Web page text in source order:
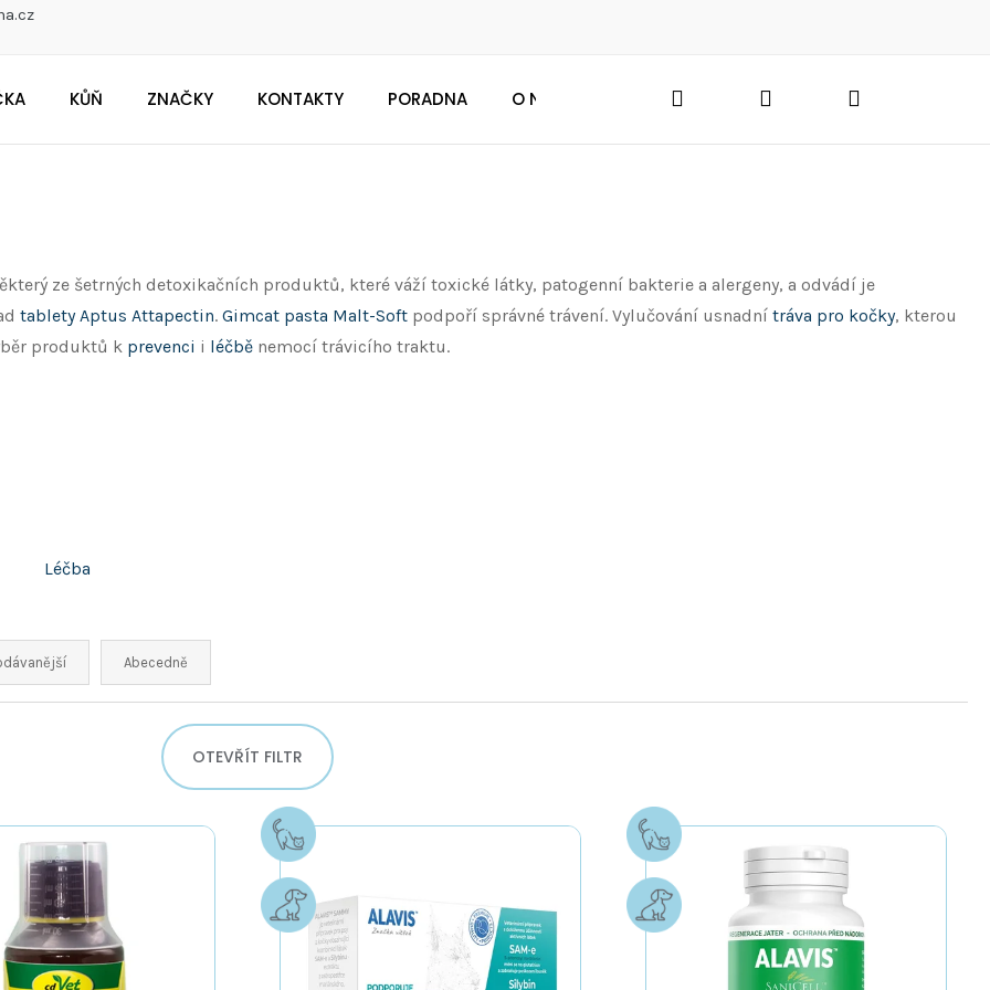
KŮŇ ZNAČKY KONTAKTY PORADNA O NÁS Hledat PřihlášeníNákupní
ze šetrných detoxikačních produktů, které váží toxické látky, patogenní bakterie a alergeny, a odvádí je
tablety Aptus Attapectin. Gimcat pasta Malt-Soft podpoří správné trávení. Vylučování usnadní tráva pro kočky, kterou
produktů k prevenci i léčbě nemocí trávicího traktu.
Léčba
Abecedně
OTEVŘÍT FILTR
CO POTŘEBUJETE NAJÍT?